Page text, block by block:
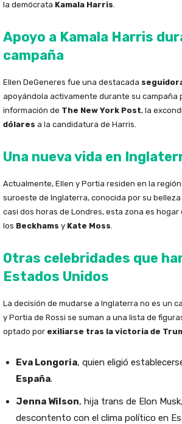
la demócrata Kamala Harris.
Apoyo a Kamala Harris
campaña
Ellen DeGeneres fue una destacada
apoyándola activamente durante su campaña
información de The New York Post, la
dólares a la candidatura de Harris.
Una nueva vida en
Actualmente, Ellen y Portia residen en la
suroeste de Inglaterra, conocida por su
casi dos horas de Londres, esta zona es hogar
los Beckhams y Kate Moss.
Otras celebridades que
Estados Unidos
La decisión de mudarse a Inglaterra no es un
y Portia de Rossi se suman a una lista de
optado por exiliarse tras la victoria de
Eva Longoria, quien eligió
España.
Jenna Wilson, hija trans de Elon
descontento con el clima político en